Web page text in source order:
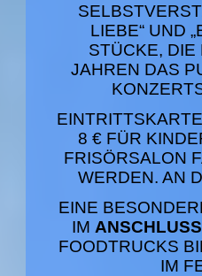
LIEBE“ UND
STÜCKE, DIE
JAHREN DAS
8 € FÜR
FRISÖRSALON
WERDEN. AN
EINE
IM
FOODTRUCKS
IM